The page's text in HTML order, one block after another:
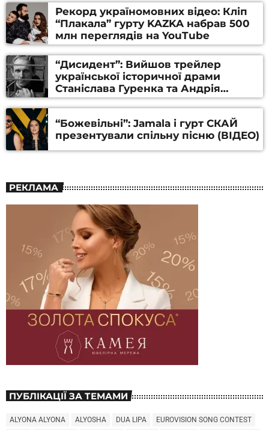
Рекорд україномовних відео: Кліп
“Плакала” гурту KAZKA набрав 500
млн переглядів на YouTube
“Дисидент”: Вийшов трейлер
української історичної драми
Станіслава Гуренка та Андрія
Алфьорова (ВІДЕО)
“Божевільні”: Jamala і гурт СКАЙ
презентували спільну пісню (ВІДЕО)
РЕКЛАМА
ПУБЛІКАЦІЇ ЗА ТЕМАМИ
ALYONA ALYONA ALYOSHA DUA LIPA
EUROVISION SONG CONTEST